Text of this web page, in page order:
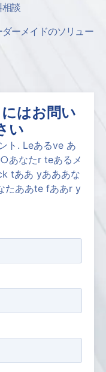
談
ーメイドのソリュー
はお問い
い
ト . Leあるve あ
○あなたr teある メ
k tああ yあああな
たああte fああr y